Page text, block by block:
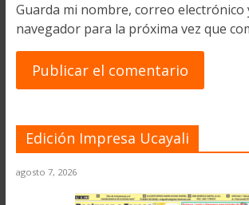
Guarda mi nombre, correo electrónico
navegador para la próxima vez que
Edición Impresa Ucayali
agosto 7, 2026